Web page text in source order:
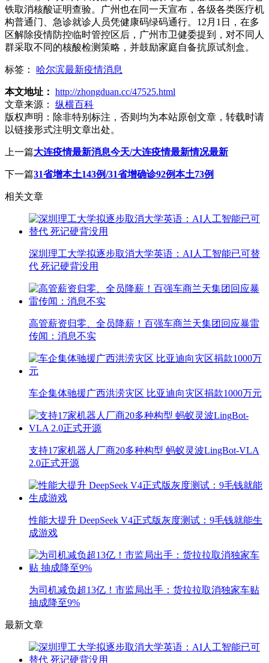
铁取消核酸证明查验。广州也在同一天宣布，各级各类医疗机
构普通门、急诊就诊人员凭健康码绿码通行。12月1日，在多
区解除疫情防控临时管控区后，广州市卫健委提到，对不同人
群采取不同的核酸检测策略，并鼓励家庭自备抗原试剂盒。
标签： 哈尔滨最新疫情消息
本文地址： http://zhongduan.cc/47525.html
文章来源：
纵横百科
版权声明： 除非特别标注，否则均为本站原创文章，转载时请
以链接形式注明文章出处。
上一篇大连疫情最新消息今天/大连疫情最新情况最新
下一篇31省增本土143例/31省增确诊92例本土73例
相关文章
深圳理工大学拟逐步取消大学英语：AI人工智能已可替
代 死记硬背没用
高管薪资归零、全员降薪！百强车商兰天集团回应暴雷
传闻：消息不实
车企集体驰援广西洪涝灾区 比亚迪向灾区捐款1000万元
支持17家机器人厂商20多种构型 蚂蚁灵波LingBot-VLA
2.0正式开源
性能大提升 DeepSeek V4正式版灰度测试：9毛钱就能生
成游戏
为司机减负超13亿！市监局出手：货拉拉取消独家车贴
抽成降至9%
最新文章